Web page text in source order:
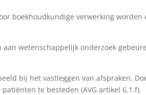
boekhoudkundige verwerking worden
wetenschappelijk onderzoek
bij het vastleggen van afspraken.
te besteden (AVG artikel 6.1.f).